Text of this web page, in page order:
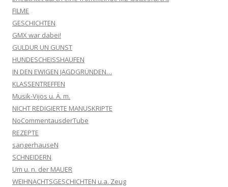
FILME
GESCHICHTEN
GMX war dabei!
GULDUR UN GUNST
HUNDESCHEISSHAUFEN
IN DEN EWIGEN JAGDGRÜNDEN…
KLASSENTREFFEN
Musik-Vijos u. Ä. m.
NICHT REDIGIERTE MANUSKRIPTE
NoCommentausderTube
REZEPTE
sangerhauseN
SCHNEIDERN
Um u. n. der MAUER
WEIHNACHTSGESCHICHTEN u.a. Zeug